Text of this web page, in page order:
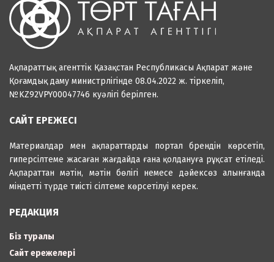
Ақпараттық агенттік Қазақстан Республикасы Ақпарат және
Қоғамдық даму министрлігінде 08.04.2022 ж. тіркеліп,
№KZ92VPY00047746 куәлігі берілген.
САЙТ ЕРЕЖЕСІ
Материалдар мен ақпараттарды портал брендін көрсетіп,
гиперсілтеме жасаған жағдайда ғана қолдануға рұқсат етіледі.
Ақпараттан мәтін, мәтін бөлігі немесе дәйексөз алынғанда
міндетті түрде тиісті сілтеме көрсетілуі керек.
РЕДАКЦИЯ
Біз туралы
Сайт ережелері